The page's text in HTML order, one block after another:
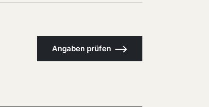
Angaben prüfen